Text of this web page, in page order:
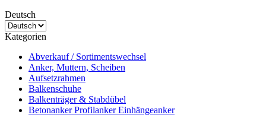
Deutsch
Kategorien
Abverkauf / Sortimentswechsel
Anker, Muttern, Scheiben
Aufsetzrahmen
Balkenschuhe
Balkenträger & Stabdübel
Betonanker Profilanker Einhängeanker